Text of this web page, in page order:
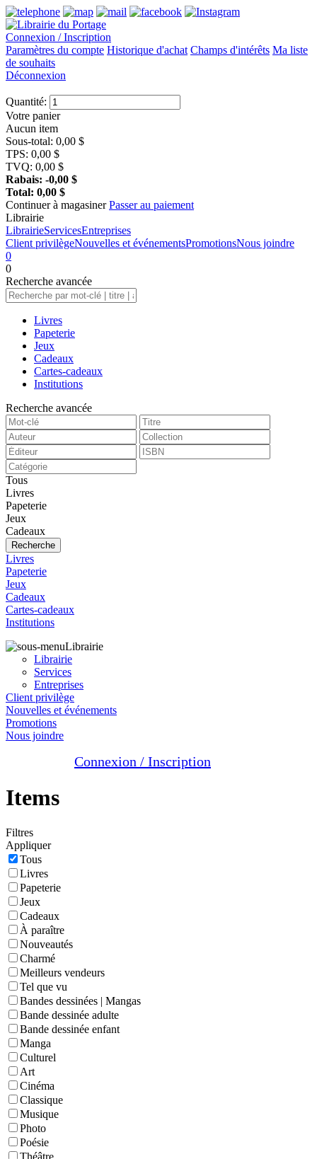
Connexion / Inscription
Paramètres du compte Historique d'achat Champs d'intérêts Ma liste
de souhaits
Déconnexion
Quantité:
Votre panier
Aucun item
Sous-total: 0,00 $
TPS: 0,00 $
TVQ: 0,00 $
Rabais: -0,00 $
Total: 0,00 $
Continuer à magasiner Passer au paiement
Librairie
LibrairieServicesEntreprises
Client privilègeNouvelles et événementsPromotionsNous joindre
0
0
Recherche avancée
Livres
Papeterie
Jeux
Cadeaux
Cartes-cadeaux
Institutions
Recherche avancée
Tous
Livres
Papeterie
Jeux
Cadeaux
Recherche
Livres
Papeterie
Jeux
Cadeaux
Cartes-cadeaux
Institutions
Librairie
Librairie
Services
Entreprises
Client privilège
Nouvelles et événements
Promotions
Nous joindre
Connexion / Inscription
Items
Filtres
Appliquer
Tous
Livres
Papeterie
Jeux
Cadeaux
À paraître
Nouveautés
Charmé
Meilleurs vendeurs
Tel que vu
Bandes dessinées | Mangas
Bande dessinée adulte
Bande dessinée enfant
Manga
Culturel
Art
Cinéma
Classique
Musique
Photo
Poésie
Théâtre